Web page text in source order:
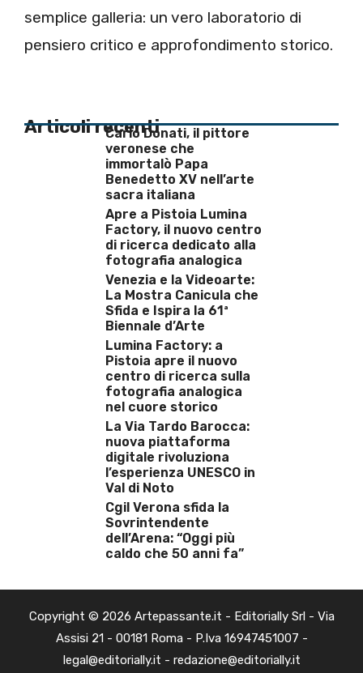
semplice galleria: un vero laboratorio di
pensiero critico e approfondimento storico.
Articoli recentiCarlo Donati, il pittore
veronese che
immortalò Papa
Benedetto XV nell’arte
sacra italiana
Apre a Pistoia Lumina
Factory, il nuovo centro
di ricerca dedicato alla
fotografia analogica
Venezia e la Videoarte:
La Mostra Canicula che
Sfida e Ispira la 61ª
Biennale d’Arte
Lumina Factory: a
Pistoia apre il nuovo
centro di ricerca sulla
fotografia analogica
nel cuore storico
La Via Tardo Barocca:
nuova piattaforma
digitale rivoluziona
l’esperienza UNESCO in
Val di Noto
Cgil Verona sfida la
Sovrintendente
dell’Arena: “Oggi più
caldo che 50 anni fa”
Copyright © 2026 Artepassante.it - Editorially Srl - Via
Assisi 21 - 00181 Roma - P.Iva 16947451007 -
legal@editorially.it - redazione@editorially.it